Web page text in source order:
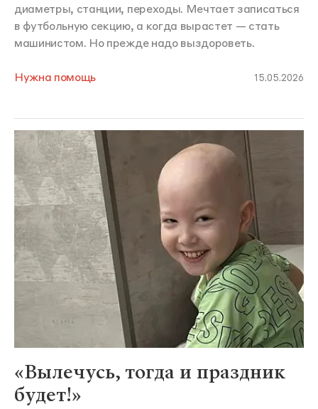
диаметры, станции, переходы. Мечтает записаться
в футбольную секцию, а когда вырастет — стать
машинистом. Но прежде надо выздороветь.
Нужна помощь 15.05.2026
«Вылечусь, тогда и праздник
будет!»